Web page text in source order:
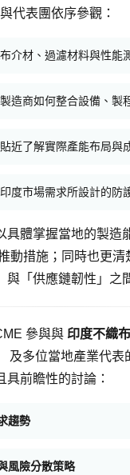
代表團依序參觀：
介材、過濾材料與性能
造商如何整合設備、製
近了解實際產能布局與
度市場需求所設計的防
具體掌握當地的製造
動措施；同時也更清
與「供應鏈韌性」之
參與與 印度不織
及多位當地產業代表
前瞻性的討論：
趨勢
風險分散策略